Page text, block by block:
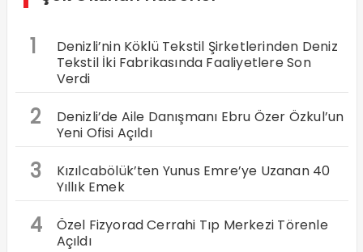
1
Denizli’nin Köklü Tekstil Şirketlerinden Deniz
Tekstil İki Fabrikasında Faaliyetlere Son
Verdi
2
Denizli’de Aile Danışmanı Ebru Özer Özkul’un
Yeni Ofisi Açıldı
3
Kızılcabölük’ten Yunus Emre’ye Uzanan 40
Yıllık Emek
4
Özel Fizyorad Cerrahi Tıp Merkezi Törenle
Açıldı